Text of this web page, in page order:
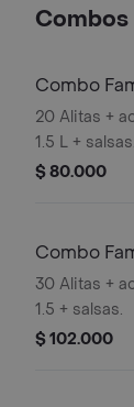
Combos
Combo
20 Alitas + acompañantes + gaseosa
1.5 L + salsas.
$ 80.000
Combo
30 Alitas +
1.5 + salsas.
$ 102.000